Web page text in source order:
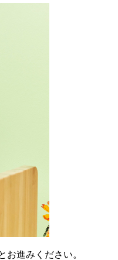
進みください。